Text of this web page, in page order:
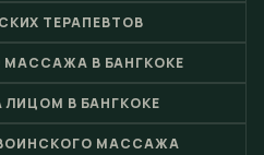
ТЕРАПЕВТОВ
В БАНГКОКЕ
ЛИЦОМ В БАНГКОКЕ
МАССАЖА